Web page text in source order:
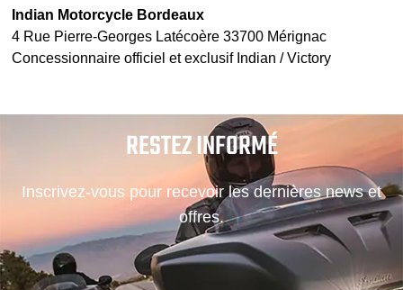
Indian Motorcycle Bordeaux
4 Rue Pierre-Georges Latécoère 33700 Mérignac
Concessionnaire officiel et exclusif Indian / Victory
RESTEZ INFORMÉ
Inscrivez-vous pour recevoir les dernières news et
offres.